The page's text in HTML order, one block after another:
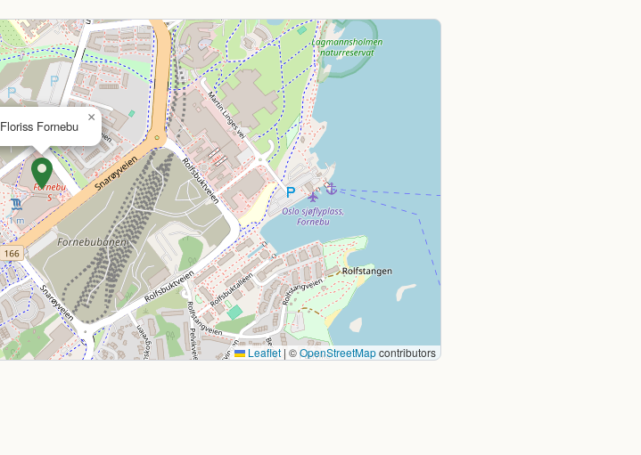
Floriss Fornebu
×
Leaflet | ©OpenStreetMapcontributors